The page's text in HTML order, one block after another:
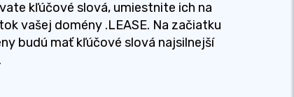
kľúčové slová, umiestnite ich na
vašej domény .LEASE. Na začiatku
budú mať kľúčové slová najsilnejší